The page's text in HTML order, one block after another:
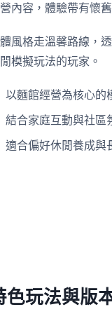
內容，體驗帶有懷
風格走溫馨路線，
模擬玩法的玩家。
以麵館經營為核心的
結合家庭互動與社區
適合偏好休閒養成與
色玩法與版